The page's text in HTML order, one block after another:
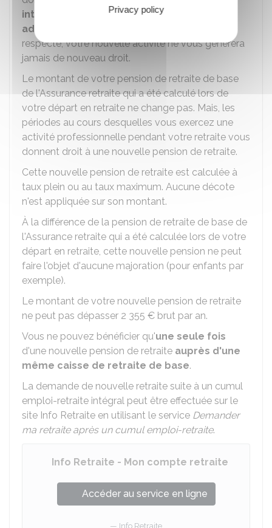
intervient au moins 6 mois après votre
admission à la retraite
respecté, votre nouvelle activité ne vous génèrera
jamais de nouveau droit.
Le montant de votre pension de retraite de base
de l'Assurance retraite qui a été calculé lors de
votre départ en retraite ne change pas. Mais, les
périodes au cours desquelles vous exercez une
activité professionnelle pendant votre retraite vous
donnent droit à une nouvelle pension de retraite.
Cette nouvelle pension de retraite est calculée à
taux plein ou au taux maximum. Aucune décote
n'est appliquée sur son montant.
À la différence de la pension de retraite de base de
l'Assurance retraite qui a été calculée lors de votre
départ en retraite, cette nouvelle pension ne peut
faire l'objet d'aucune majoration (pour enfants par
exemple).
Le montant de votre nouvelle pension de retraite
ne peut pas dépasser 2 355 € brut par an.
Vous ne pouvez bénéficier qu'une seule fois
d'une nouvelle pension de retraite auprès d'une
même caisse de retraite de base.
La demande de nouvelle retraite suite à un cumul
emploi-retraite intégral peut être effectuée sur le
site Info Retraite en utilisant le service Demander
ma retraite après un cumul emploi-retraite.
Info Retraite - Mon compte retraite
Accéder au service en ligne
Info Retraite
Privacy policy